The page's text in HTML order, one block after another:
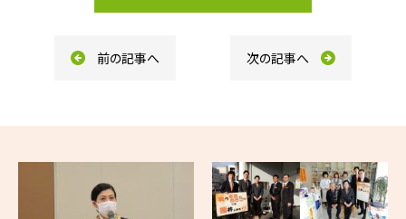
o
前の記事へ 次の記事へ